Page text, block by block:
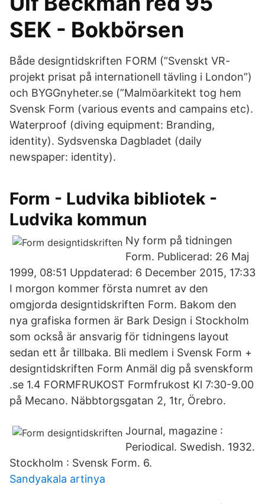
SEK - Bokbörsen
Både designtidskriften FORM (”Svenskt VR-
projekt prisat på internationell tävling i London”)
och BYGGnyheter.se (”Malmöarkitekt tog hem
Svensk Form (various events and campains etc).
Waterproof (diving equipment: Branding,
identity). Sydsvenska Dagbladet (daily
newspaper: identity).
Form - Ludvika bibliotek -
Ludvika kommun
Ny form på tidningen
Form. Publicerad: 26 Maj
1999, 08:51 Uppdaterad: 6 December 2015, 17:33
I morgon kommer första numret av den
omgjorda designtidskriften Form. Bakom den
nya grafiska formen är Bark Design i Stockholm
som också är ansvarig för tidningens layout
sedan ett år tillbaka. Bli medlem i Svensk Form +
designtidskriften Form Anmäl dig på svenskform
.se 1.4 FORMFRUKOST Formfrukost Kl 7:30-9.00
på Mecano. Näbbtorgsgatan 2, 1tr, Örebro.
Journal, magazine :
Periodical. Swedish. 1932.
Stockholm : Svensk Form. 6.
Sandyakala artinya